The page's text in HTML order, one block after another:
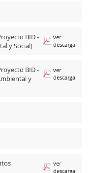
BID -
y Social)
ver
descarga
BID -
y
ver
descarga
ver
descarga